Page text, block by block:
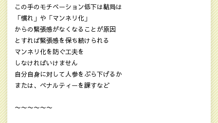
この手のモチベーション低下は結局は
「慣れ」や「マンネリ化」
からの緊張感がなくなることが原因
とすれば緊張感を保ち続けられる
マンネリ化を防ぐ工夫を
しなければいけません
自分自身に対して人参をぶら下げるか
または、ペナルティーを課すなど
〜〜〜〜〜〜